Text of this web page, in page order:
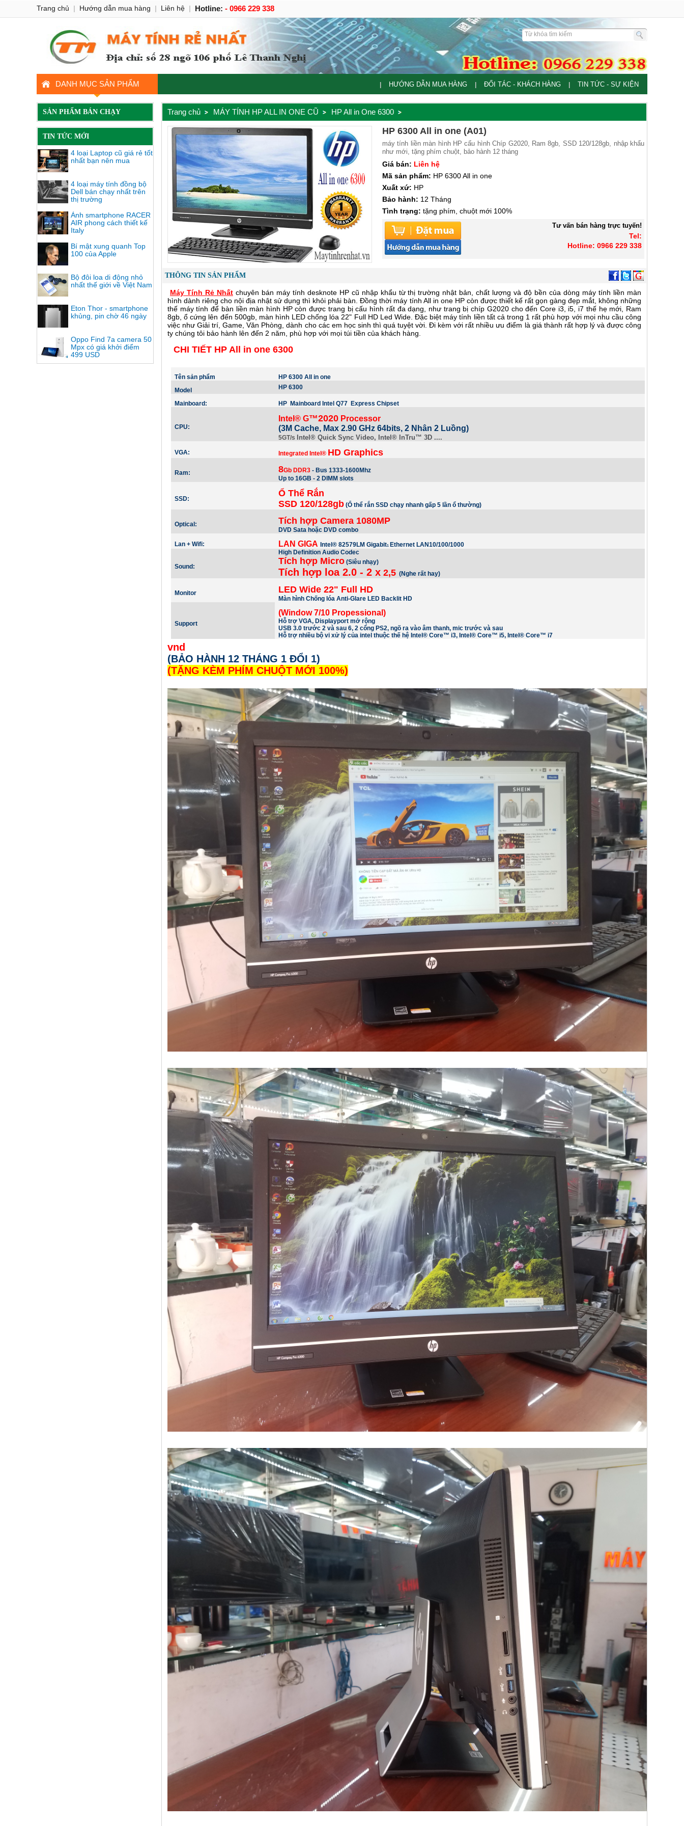
DANH MỤC SẢN PHẨM HƯỚNG DẪN MUA HÀNG ĐỐI TÁC - KHÁCH HÀNG TIN TỨC - SỰ KIỆN
SẢN PHẨM BÁN CHẠY
TIN TỨC MỚI
4 loại Laptop cũ giá rẻ tốt
nhất bạn nên mua
4 loại máy tính đồng bộ
Dell bán chạy nhất trên
thị trường
Ảnh smartphone RACER
AIR phong cách thiết kế
Italy
Bí mật xung quanh Top
100 của Apple
Bộ đôi loa di động nhỏ
nhất thế giới về Việt Nam
Eton Thor - smartphone
khủng, pin chờ 46 ngày
Oppo Find 7a camera 50
Mpx có giá khởi điểm
499 USD
Trang chủ MÁY TÍNH HP ALL IN ONE CŨ HP All in One 6300
HP 6300 All in one (A01)
máy tính liền màn hình HP cấu hình Chíp G2020, Ram 8gb, SSD 120/128gb, nhập khẩu
như mới, tặng phím chuột, bảo hành 12 tháng
Giá bán: Liên hệ
Mã sản phẩm: HP 6300 All in one
Xuất xứ: HP
Bảo hành: 12 Tháng
Tình trạng: tặng phím, chuột mới 100%
Tư vấn bán hàng trực tuyến!
Tel:
Hotline: 0966 229 338
THÔNG TIN SẢN PHẨM
Máy Tính Rẻ Nhấtchuyên bán máy tính desknote HP cũ nhập khẩu từ thị trường nhật bản, chất lượng và độ bền của dòng máy tính liền màn
hình dành riêng cho nội địa nhật sử dụng thì khỏi phải bàn. Đồng thời máy tính All in one HP còn được thiết kế rất gọn gàng đẹp mắt, không những
thế máy tính để bàn liền màn hình HP còn được trang bị cấu hình rất đa dạng, như trang bị chíp G2020 cho đến Core i3, i5, i7 thế hẹ mới, Ram
8gb, ổ cứng lên đến 500gb, màn hình LED chống lóa 22" Full HD Led Wide. Đặc biệt máy tính liền tất cả trong 1 rất phù hợp với mọi nhu cầu công
việc như Giải trí, Game, Văn Phòng, dành cho các em học sinh thì quá tuyệt vời. Đi kèm với rất nhiều ưu điểm là giá thành rất hợp lý và được công
ty chúng tôi bảo hành lên đến 2 năm, phù hợp với mọi túi tiền của khách hàng.
CHI TIẾT HP All in one 6300
Tên sản phẩm
HP 6300 All in one
Model
HP 6300
Mainboard: HP Mainboard Intel Q77 Express Chipset
CPU:
Intel® G™2020 Processor
(3M Cache, Max 2.90 GHz 64bits, 2 Nhân 2 Luồng)
5GT/s Intel® Quick Sync Video, Intel® InTru™ 3D ....
VGA: Integrated Intel® HD Graphics
Ram: 8Gb DDR3 - Bus 1333-1600Mhz
Up to 16GB - 2 DIMM slots
SSD:
Ổ Thể Rắn
SSD 120/128gb (Ổ thể rắn SSD chạy nhanh gấp 5 lần ổ thường)
Optical: Tích hợp Camera 1080MP
DVD Sata hoặc DVD combo
Lan + Wifi:
LAN GIGAIntel® 82579LM Gigabit1 Ethernet LAN10/100/1000
Sound:
High Definition Audio Codec
Tích hợp Micro (Siêu nhạy)
Tích hợp loa 2.0 - 2 x 2,5 (Nghe rất hay)
Monitor LED Wide 22" Full HD
Màn hình Chống lóa Anti-Glare LED Backlit HD
Support
(Window 7/10 Propessional)
Hỗ trợ VGA, Displayport mở rộng
USB 3.0 trước 2 và sau 6, 2 cổng PS2, ngõ ra vào âm thanh, mic trước và sau
Hỗ trợ nhiều bộ vi xử lý của intel thuộc thế hệ Intel® Core™ i3, Intel® Core™ i5, Intel® Core™ i7
vnd
(BẢO HÀNH 12 THÁNG 1 ĐỔI 1)
(TẶNG KÈM PHÍM CHUỘT MỚI 100%)
Trang chủ | Hướng dẫn mua hàng | Liên hệ | Hotline: - 0966 229 338